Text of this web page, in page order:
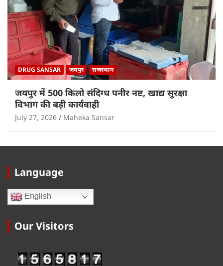
DRUG SANSAR जयपुर राजस्थान
जयपुर में 500 किलो संदिग्ध पनीर नष्ट, खाद्य सुरक्षा
विभाग की बड़ी कार्यवाही
July 27, 2026 Maheka Sansar
Language
English
Our Visitors